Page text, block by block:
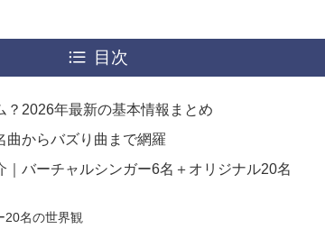
目次
？2026年最新の基本情報まとめ
曲からバズり曲まで網羅
｜バーチャルシンガー6名＋オリジナル20名
20名の世界観